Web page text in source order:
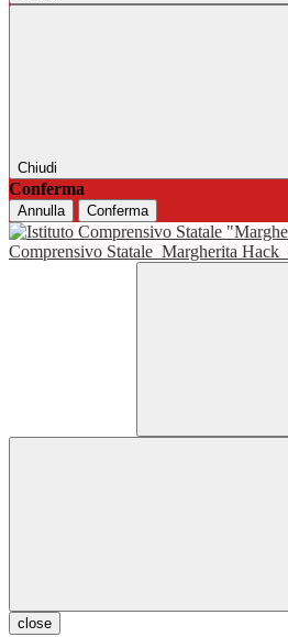
Chiudi
Conferma
Annulla Conferma
Comprensivo Statale Margherita Hack
close